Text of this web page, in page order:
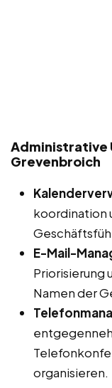
Administrative
Grevenbroich
koordination
E-Mail-
Priorisierung
Namen der
organisieren.